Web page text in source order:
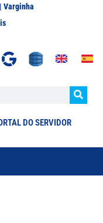
Varginha
DO SERVIDOR